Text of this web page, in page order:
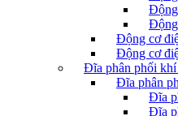
Động
Động
Động cơ
Động cơ
Đĩa phân phối
Đĩa phân
Đĩa
Đĩa